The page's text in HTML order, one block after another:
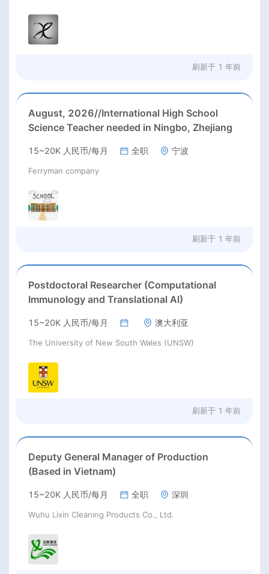
刷新于 1 年前
August, 2026//International High School
Science Teacher needed in Ningbo, Zhejiang
15~20K 人民币/每月 全职 宁波
Ferryman company
刷新于 1 年前
Postdoctoral Researcher (Computational
Immunology and Translational AI)
15~20K 人民币/每月 澳大利亚
The University of New South Wales (UNSW)
刷新于 1 年前
Deputy General Manager of Production
(Based in Vietnam)
15~20K 人民币/每月 全职 深圳
Wuhu Lixin Cleaning Products Co., Ltd.